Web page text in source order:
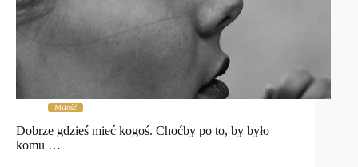
Miłość
Dobrze gdzieś mieć kogoś. Choćby po to, by było
komu …